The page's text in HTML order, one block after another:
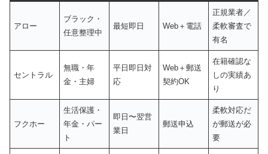
アロー
ブラック・
任意整理中
最短即日 Web＋電話
正規業者／
柔軟審査で
有名
セントラル
無職・年
金・主婦
平日即日対
応
Web＋郵送
契約OK
在籍確認な
しの実績あ
り
フクホー
生活保護・
年金・パー
ト
即日〜翌営
業日
郵送申込
柔軟対応だ
が郵送が必
要